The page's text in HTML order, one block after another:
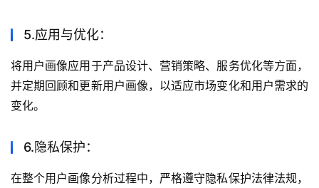
5.应用与优化：
将用户画像应用于产品设计、营销策略、服务优化等方面，
并定期回顾和更新用户画像，以适应市场变化和用户需求的
变化。
6.隐私保护：
在整个用户画像分析过程中，严格遵守隐私保护法律法规，